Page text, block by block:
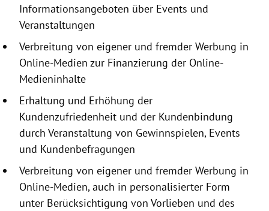
Informationsangeboten über Events und
Veranstaltungen
Verbreitung von eigener und fremder Werbung in
Online-Medien zur Finanzierung der Online-
Medieninhalte
Erhaltung und Erhöhung der
Kundenzufriedenheit und der Kundenbindung
durch Veranstaltung von Gewinnspielen, Events
und Kundenbefragungen
Verbreitung von eigener und fremder Werbung in
Online-Medien, auch in personalisierter Form
unter Berücksichtigung von Vorlieben und des